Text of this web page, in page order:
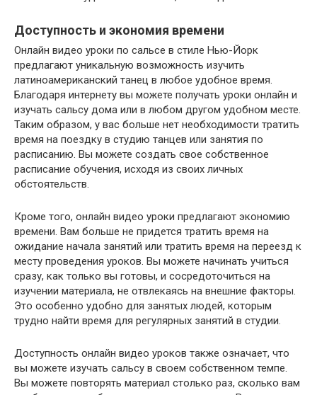
Доступность и экономия времени
Онлайн видео уроки по сальсе в стиле Нью-Йорк
предлагают уникальную возможность изучить
латиноамериканский танец в любое удобное время.
Благодаря интернету вы можете получать уроки онлайн и
изучать сальсу дома или в любом другом удобном месте.
Таким образом, у вас больше нет необходимости тратить
время на поездку в студию танцев или занятия по
расписанию. Вы можете создать свое собственное
расписание обучения, исходя из своих личных
обстоятельств.
Кроме того, онлайн видео уроки предлагают экономию
времени. Вам больше не придется тратить время на
ожидание начала занятий или тратить время на переезд к
месту проведения уроков. Вы можете начинать учиться
сразу, как только вы готовы, и сосредоточиться на
изучении материала, не отвлекаясь на внешние факторы.
Это особенно удобно для занятых людей, которым
трудно найти время для регулярных занятий в студии.
Доступность онлайн видео уроков также означает, что
вы можете изучать сальсу в своем собственном темпе.
Вы можете повторять материал столько раз, сколько вам